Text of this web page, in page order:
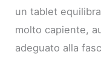
un tablet
molto capiente,
adeguato alla